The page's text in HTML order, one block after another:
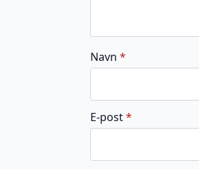
Navn *
E-post*